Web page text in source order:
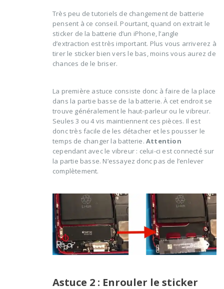
Très peu de tutoriels de changement de batterie
pensent à ce conseil. Pourtant, quand on extrait le
sticker de la batterie d’un iPhone, l’angle
d’extraction est très important. Plus vous arriverez à
tirer le sticker bien vers le bas, moins vous aurez de
chances de le briser.
La première astuce consiste donc à faire de la place
dans la partie basse de la batterie. À cet endroit se
trouve généralement le haut-parleur ou le vibreur.
Seules 3 ou 4 vis maintiennent ces pièces. Il est
donc très facile de les détacher et les pousser le
temps de changer la batterie. Attention
cependant avec le vibreur : celui-ci est connecté sur
la partie basse. N’essayez donc pas de l’enlever
complètement.
Astuce 2 : Enrouler le sticker